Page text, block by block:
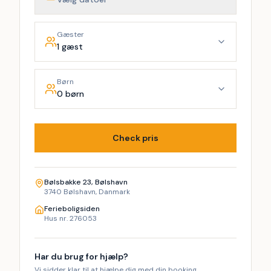
Gæster
1 gæst
Børn
0 børn
Check pris
Bølsbakke 23, Bølshavn
3740 Bølshavn, Danmark
Ferieboligsiden
Hus nr. 276053
Har du brug for hjælp?